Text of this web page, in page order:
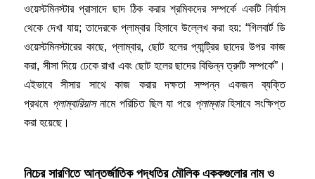
ওয়েস্টমিনস্টার প্রাসাদে ছাদ ঠিক করার শ্রমিকদের সম্পর্কে একটি নির্যাস
থেকে দেখা যায়; তাদেরকে প্লাম্বার হিসাবে উল্লেখ করা হয়: “গিলবার্ট ডি
ওয়েস্টমিনস্টারের কাছে, প্লাম্বার, ছোট হলের প্যান্ট্রির ছাদের উপর কাজ
করা, সীসা দিয়ে ঢেকে রাখা এবং ছোট হলের ছাদের বিভিন্ন ত্রুটি সম্পর্কে”।
এইভাবে সীসার সাথে কাজ করার দক্ষতা সম্পন্ন একজন ব্যক্তি
প্রথমে প্লাম্বারিয়াসনামে পরিচিত ছিল যা পরে প্লাম্বারহিসাবে সংক্ষিপ্ত
করা হয়েছে।
নিচের সারণিতে আন্তর্জাতিক পদ্ধতির মৌলিক এককগুলোর নাম ও